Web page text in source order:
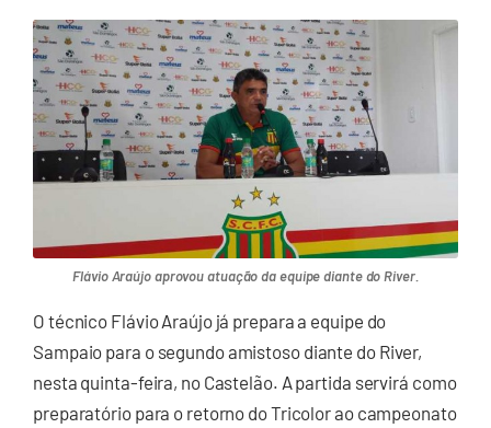
Flávio Araújo aprovou atuação da equipe diante do River.
O técnico Flávio Araújo já prepara a equipe do
Sampaio para o segundo amistoso diante do River,
nesta quinta-feira, no Castelão. A partida servirá como
preparatório para o retorno do Tricolor ao campeonato